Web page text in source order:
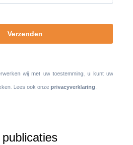
wij met uw toestemming, u kunt uw
Lees ook onze privacyverklaring